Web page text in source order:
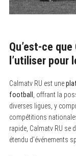
Qu’est-ce
l’utiliser pour
Calmatv RU est une
football
, offrant la
diverses ligues, y
compétitions
rapide, Calmatv RU se
étendu d’événements